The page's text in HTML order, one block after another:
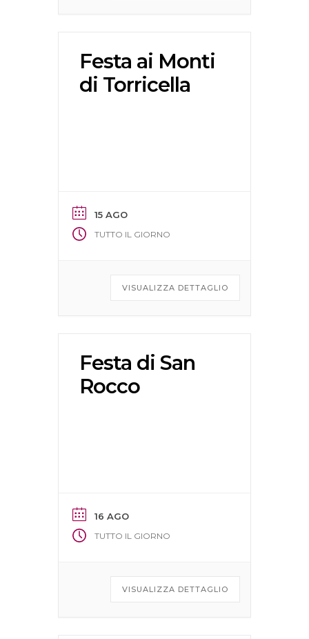
Festa ai Monti
di Torricella
15 AGO
TUTTO IL GIORNO
VISUALIZZA DETTAGLIO
Festa di San
Rocco
16 AGO
TUTTO IL GIORNO
VISUALIZZA DETTAGLIO